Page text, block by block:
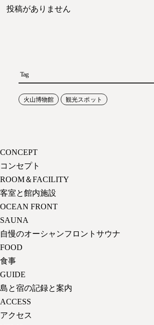
投稿がありません
Tag
火山博物館 観光スポット
CONCEPT
コンセプト
ROOM＆FACILITY
客室と館内施設
OCEAN FRONT
SAUNA
自慢のオーシャンフロントサウナ
FOOD
食事
GUIDE
島と宿の記録と案内
ACCESS
アクセス